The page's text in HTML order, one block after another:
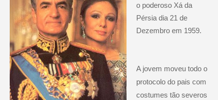
o poderoso Xá da
Pérsia dia 21 de
Dezembro em 1959.
A jovem moveu todo o
protocolo do pais com
costumes tão severos